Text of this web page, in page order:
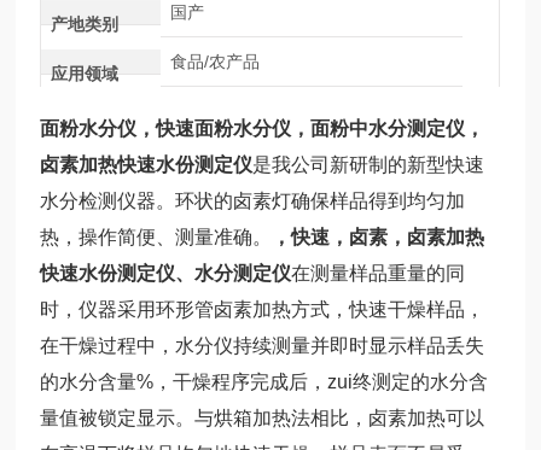
产地类别
国产
应用领域
食品/农产品
面粉水分仪，快速面粉水分仪，面粉中水分测定仪 ，
卤素加热快速水份测定仪是我公司新研制的新型快速
水分检测仪器。环状的卤素灯确保样品得到均匀加
热，操作简便、测量准确。
，快速，卤素，卤素加热
快速水份测定仪、水分测定仪在测量样品重量的同
时，仪器采用环形管卤素加热方式，快速干燥样品，
在干燥过程中，水分仪持续测量并即时显示样品丢失
的水分含量%，干燥程序完成后，zui终测定的水分含
量值被锁定显示。与烘箱加热法相比，卤素加热可以